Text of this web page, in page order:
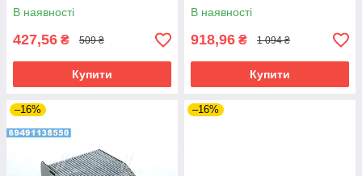
В наявності
427,56 ₴ 509 ₴
Купити
В наявності
918,96 ₴ 1 094 ₴
Купити
–16% –16%